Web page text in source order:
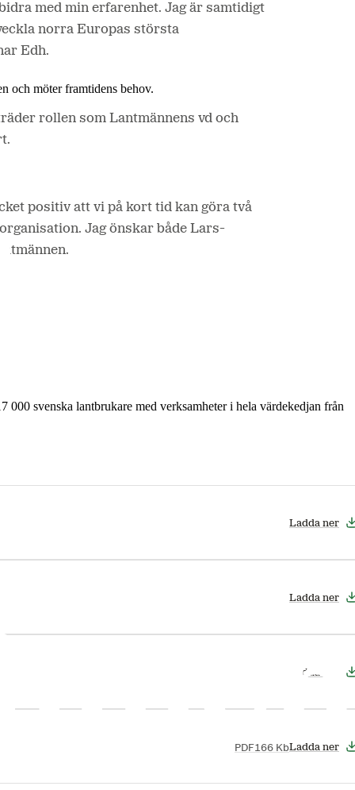
och möter framtidens behov.
svenska lantbrukare med verksamheter i hela värdekedjan från
med min erfarenhet. Jag är samtidigt
norra Europas största
Edh.
rollen som Lantmännens vd och
positiv att vi på kort tid kan göra två
Jag önskar både Lars-
Ladda ner
Ladda ner
Ladda ner
PDF166 KbLadda ner